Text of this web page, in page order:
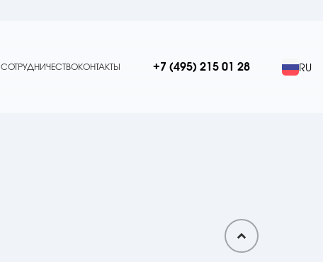
СОТРУДНИЧЕСТВОКОНТАКТЫ +7 (495) 215 01 28 RU